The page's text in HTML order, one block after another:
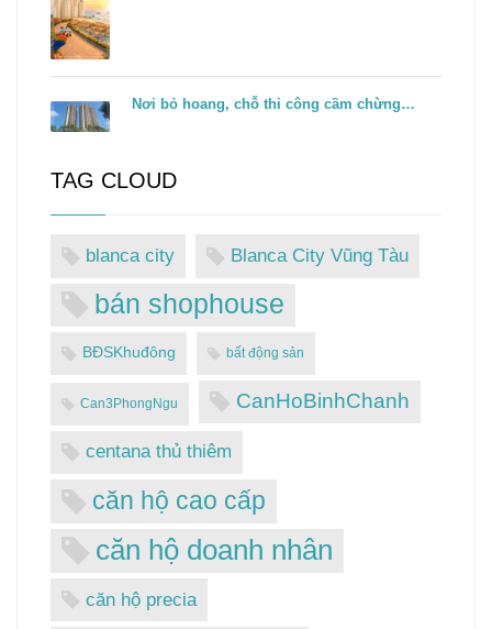
Nơi bỏ hoang, chỗ thi công cầm chừng…
TAG CLOUD
blanca city Blanca City Vũng Tàu
bán shophouse
BĐSKhuđông bất động sản
Can3PhongNgu CanHoBinhChanh
centana thủ thiêm
căn hộ cao cấp
căn hộ doanh nhân
căn hộ precia